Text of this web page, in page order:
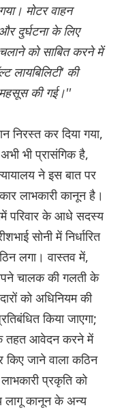
मोटर वाहन
दुर्घटना के लिए
को साबित करने में
लायबिलिटी' की
की गई।''
निरस्त कर दिया गया,
भी प्रासंगिक है,
ने इस बात पर
लाभकारी कानून है।
परिवार के आधे सदस्य
सोनी में निर्धारित
लगा। वास्तव में,
चालक की गलती के
को अधिनियम की
किया जाएगा;
के तहत आवेदन करने में
जाने वाला कठिन
प्रकृति को
लागू कानून के अन्य